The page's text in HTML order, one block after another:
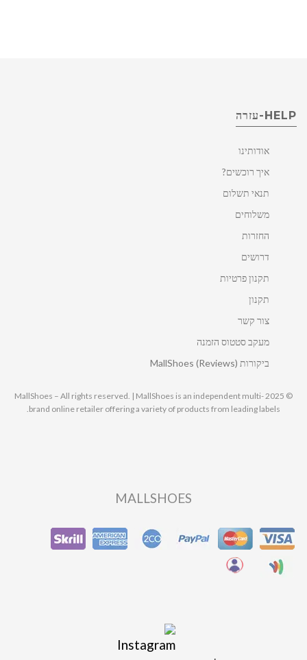
HELP-עזרה
אודותינו
איך רוכשים?
תנאי תשלום
משלוחים
החזרות
דרושים
תקנון פרטיות
תקנון
צור קשר
מעקב סטטוס הזמנה
ביקורות MallShoes (Reviews)
© 2025 MallShoes – All rights reserved. | MallShoes is an independent multi-
brand online retailer offering a variety of products from leading labels.
MALLSHOES